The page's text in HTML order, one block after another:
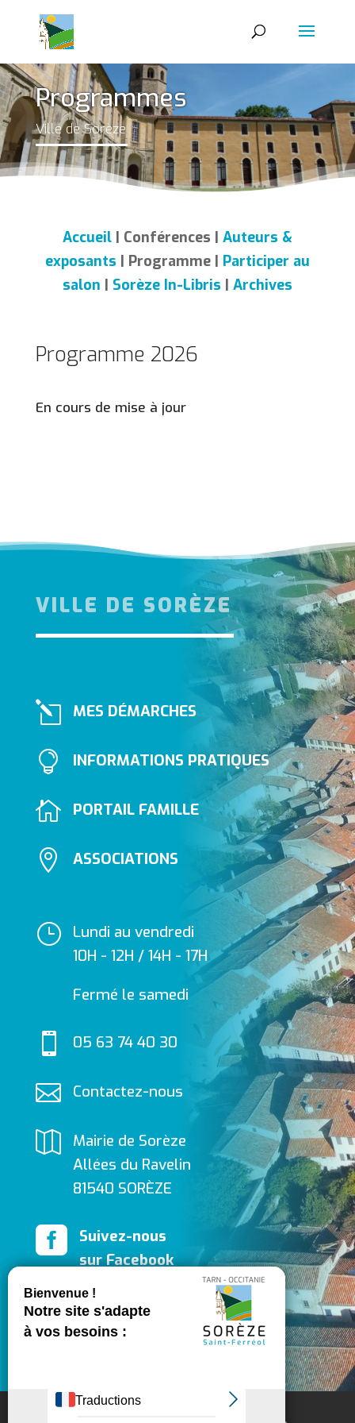
Programmes
Ville de Sorèze
Accueil | Conférences | Auteurs &
exposants | Programme | Participer au
salon | Sorèze In-Libris | Archives
Programme 2026
En cours de mise à jour
VILLE DE SORÈZE
l MES DÉMARCHES
 INFORMATIONS PRATIQUES
 PORTAIL FAMILLE
 ASSOCIATIONS
}
Lundi au vendredi
10H - 12H / 14H - 17H
Fermé le samedi
 05 63 74 40 30
 Contactez-nous

Mairie de Sorèze
Allées du Ravelin
81540 SORÈZE

Suivez-nous
sur Facebook
Contactez-nous